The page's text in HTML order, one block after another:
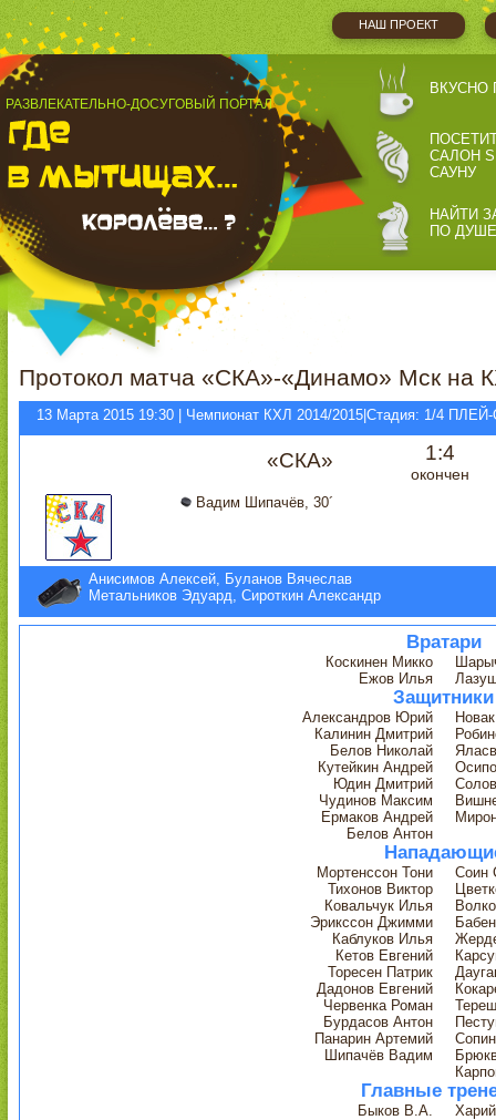
НАШ ПРОЕКТ
РАЗВЛЕКАТЕЛЬНО-ДОСУГОВЫЙ ПОРТАЛ
ВКУСНО
САЛОН
САУНУ
НАЙТИ
ПО ДУШЕ
Протокол матча «СКА»-«Динамо» Мск на
13 Марта 2015 19:30 | Чемпионат КХЛ 2014/2015|Стадия: 1/4
«СКА» 1:4
окончен
Вадим Шипачёв, 30´
Анисимов Алексей, Буланов Вячеслав
Метальников Эдуард, Сироткин Александр
Вратари
Коскинен Микко
Ежов Илья
Защитники
Александров Юрий
Калинин Дмитрий
Белов Николай
Кутейкин Андрей
Юдин Дмитрий
Чудинов Максим
Ермаков Андрей
Белов Антон
Мортенссон Тони
Соин
Тихонов Виктор
Ковальчук Илья
Эрикссон Джимми
Каблуков Илья
Кетов Евгений
Торесен Патрик
Дадонов Евгений
Червенка Роман
Бурдасов Антон
Панарин Артемий
Шипачёв Вадим
Главные
Быков В.А.